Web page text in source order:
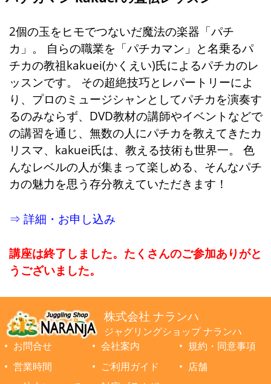
2個の玉をヒモでつないだ魔法の楽器「パチ
カ」。 自らの職業を「パチカマン」と名乗るパ
チカの教祖kakuei(かくえい)氏によるパチカのレ
ッスンです。 その超絶技巧とレパートリーによ
り、プロのミュージシャンとしてパチカを演奏す
るのみならず、DVD教材の講師やイベントなどで
の講習を通じ、無数の人にパチカを教えてきたカ
リスマ、kakuei氏は、教える技術も世界一。 色
んなレベルの人が集まって楽しめる、そんなパチ
カの魅力を思う存分教えていただきます！
⇒ 詳細・お申し込み
講座は終了しました。たくさんのご参加ありがと
うございました。
株式会社 ナランハ
ジャグリングショップ ナランハ
お問合せ
会社案内
規約・同意事項
営業時間
ご利用ガイド
店舗